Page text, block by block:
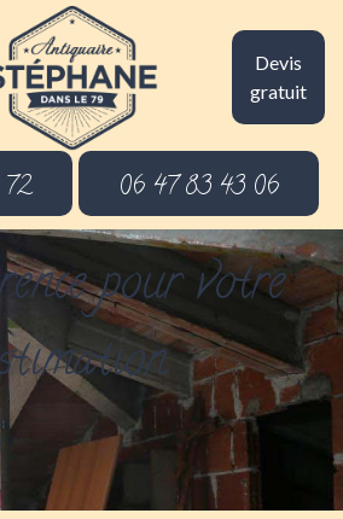
Devis
gratuit
06 47 83 43 06
pour votre